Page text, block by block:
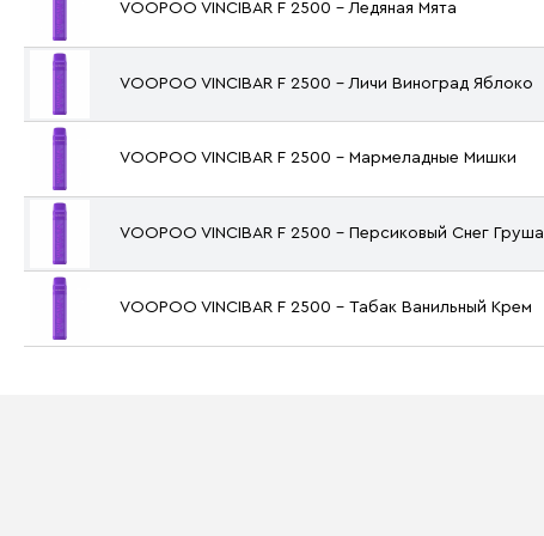
VOOPOO VINCIBAR F 2500 - Ледяная Мята
VOOPOO VINCIBAR F 2500 - Личи Виноград Яблоко
VOOPOO VINCIBAR F 2500 - Мармеладные Мишки
VOOPOO VINCIBAR F 2500 - Персиковый Cнег Груша
VOOPOO VINCIBAR F 2500 - Табак Ванильный Крем